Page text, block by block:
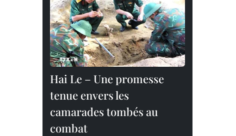
Hai Le – Une promesse
tenue envers les
camarades tombés au
combat